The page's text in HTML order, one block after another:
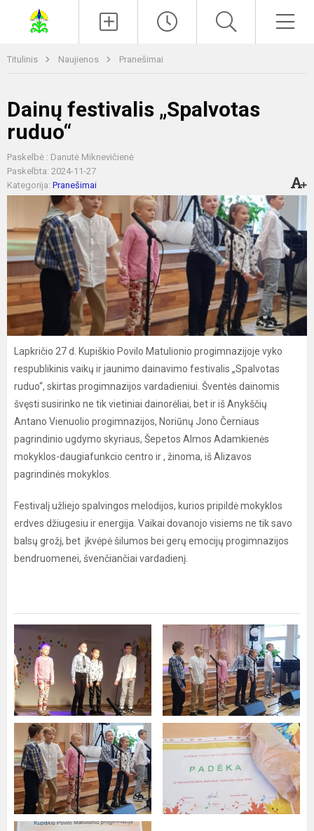
Titulinis Naujienos Pranešimai
Dainų festivalis „Spalvotas
ruduo“
Paskelbė : Danutė Miknevičienė
Paskelbta: 2024-11-27
Kategorija: Pranešimai
Lapkričio 27 d. Kupiškio Povilo Matulionio progimnazijoje vyko
respublikinis vaikų ir jaunimo dainavimo festivalis „Spalvotas
ruduo“, skirtas progimnazijos vardadieniui. Šventės dainomis
švęsti susirinko ne tik vietiniai dainorėliai, bet ir iš Anykščių
Antano Vienuolio progimnazijos, Noriūnų Jono Černiaus
pagrindinio ugdymo skyriaus, Šepetos Almos Adamkienės
mokyklos-daugiafunkcio centro ir , žinoma, iš Alizavos
pagrindinės mokyklos.
Festivalį užliejo spalvingos melodijos, kurios pripildė mokyklos
erdves džiugesiu ir energija. Vaikai dovanojo visiems ne tik savo
balsų grožį, bet įkvėpė šilumos bei gerų emocijų progimnazijos
bendruomenei, švenčiančiai vardadienį.